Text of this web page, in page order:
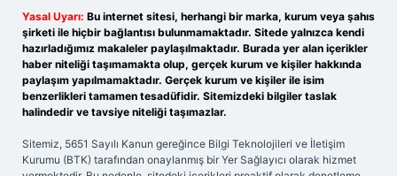
Yasal Uyarı: Bu internet sitesi, herhangi bir marka, kurum veya şahıs
şirketi ile hiçbir bağlantısı bulunmamaktadır. Sitede yalnızca kendi
hazırladığımız makaleler paylaşılmaktadır. Burada yer alan içerikler
haber niteliği taşımamakta olup, gerçek kurum ve kişiler hakkında
paylaşım yapılmamaktadır. Gerçek kurum ve kişiler ile isim
benzerlikleri tamamen tesadüfidir. Sitemizdeki bilgiler taslak
halindedir ve tavsiye niteliği taşımazlar.
Sitemiz, 5651 Sayılı Kanun gereğince Bilgi Teknolojileri ve İletişim
Kurumu (BTK) tarafından onaylanmış bir Yer Sağlayıcı olarak hizmet